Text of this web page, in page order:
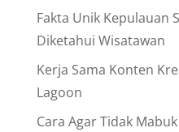
Fakta Unik Kepulauan
Diketahui Wisatawan
Kerja Sama Konten
Lagoon
Cara Agar Tidak